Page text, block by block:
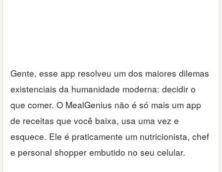
Gente, esse app resolveu um dos maiores dilemas
existenciais da humanidade moderna: decidir o
que comer. O MealGenius não é só mais um app
de receitas que você baixa, usa uma vez e
esquece. Ele é praticamente um nutricionista, chef
e personal shopper embutido no seu celular.